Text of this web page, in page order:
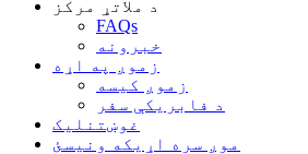
د ملاتړ مرکز
FAQs
خبرونه
زموږ په اړه
زموږ کیسه
د فابریکې سفر
غوښتنلیک
موږ سره اړیکه ونیسئ